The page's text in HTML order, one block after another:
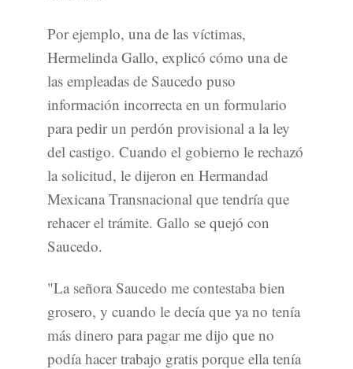
Por ejemplo, una de las víctimas,
Hermelinda Gallo, explicó cómo una de
las empleadas de Saucedo puso
información incorrecta en un formulario
para pedir un perdón provisional a la ley
del castigo. Cuando el gobierno le rechazó
la solicitud, le dijeron en Hermandad
Mexicana Transnacional que tendría que
rehacer el trámite. Gallo se quejó con
Saucedo.
"La señora Saucedo me contestaba bien
grosero, y cuando le decía que ya no tenía
más dinero para pagar me dijo que no
podía hacer trabajo gratis porque ella tenía